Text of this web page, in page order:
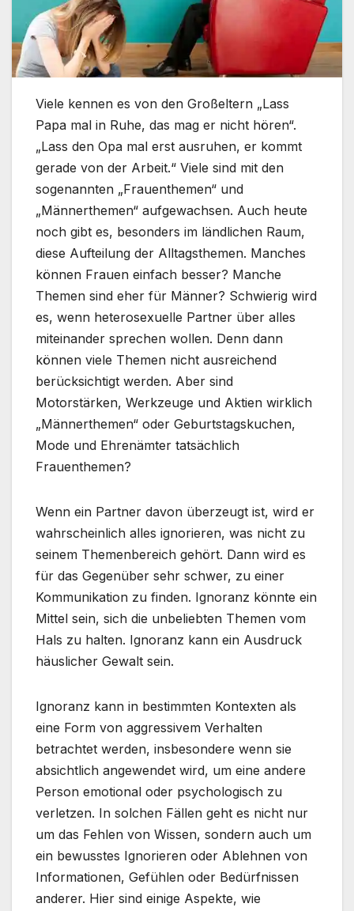
Viele kennen es von den Großeltern „Lass
Papa mal in Ruhe, das mag er nicht hören“.
„Lass den Opa mal erst ausruhen, er kommt
gerade von der Arbeit.“ Viele sind mit den
sogenannten „Frauenthemen“ und
„Männerthemen“ aufgewachsen. Auch heute
noch gibt es, besonders im ländlichen Raum,
diese Aufteilung der Alltagsthemen. Manches
können Frauen einfach besser? Manche
Themen sind eher für Männer? Schwierig wird
es, wenn heterosexuelle Partner über alles
miteinander sprechen wollen. Denn dann
können viele Themen nicht ausreichend
berücksichtigt werden. Aber sind
Motorstärken, Werkzeuge und Aktien wirklich
„Männerthemen“ oder Geburtstagskuchen,
Mode und Ehrenämter tatsächlich
Frauenthemen?
Wenn ein Partner davon überzeugt ist, wird er
wahrscheinlich alles ignorieren, was nicht zu
seinem Themenbereich gehört. Dann wird es
für das Gegenüber sehr schwer, zu einer
Kommunikation zu finden. Ignoranz könnte ein
Mittel sein, sich die unbeliebten Themen vom
Hals zu halten. Ignoranz kann ein Ausdruck
häuslicher Gewalt sein.
Ignoranz kann in bestimmten Kontexten als
eine Form von aggressivem Verhalten
betrachtet werden, insbesondere wenn sie
absichtlich angewendet wird, um eine andere
Person emotional oder psychologisch zu
verletzen. In solchen Fällen geht es nicht nur
um das Fehlen von Wissen, sondern auch um
ein bewusstes Ignorieren oder Ablehnen von
Informationen, Gefühlen oder Bedürfnissen
anderer. Hier sind einige Aspekte, wie